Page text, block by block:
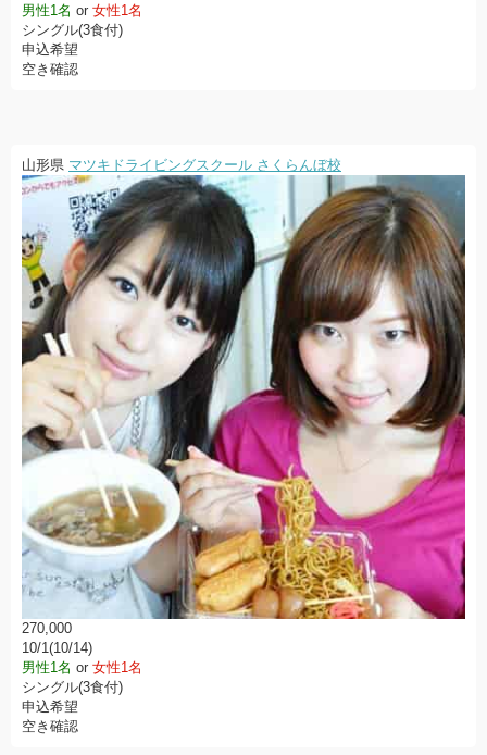
男性1名 or 女性1名
シングル(3食付)
申込希望
空き確認
山形県 マツキドライビングスクール さくらんぼ校
270,000
10/1(10/14)
男性1名 or 女性1名
シングル(3食付)
申込希望
空き確認